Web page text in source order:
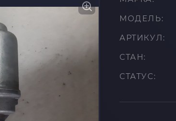
МОДЕЛЬ:
АРТИКУЛ:
СТАН:
СТАТУС: